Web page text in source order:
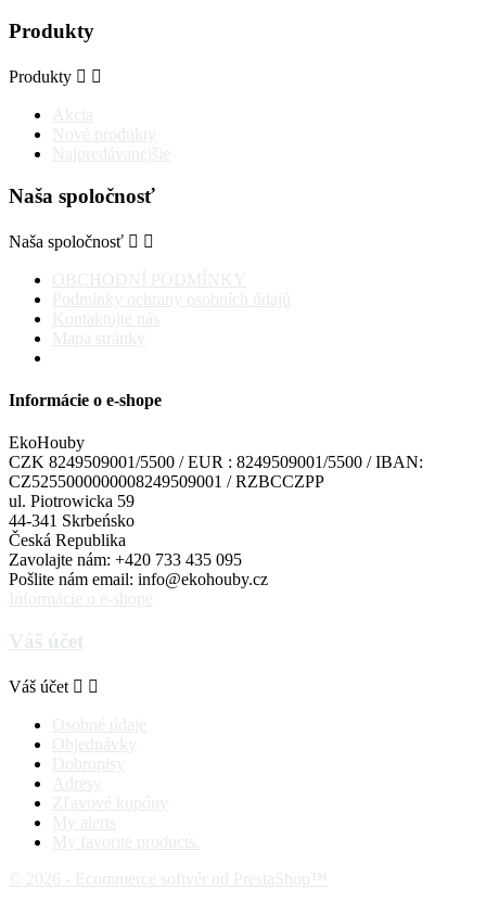
Produkty
Produkty  
Akcia
Nové produkty
Najpredávanejšie
Naša spoločnosť
Naša spoločnosť  
OBCHODNÍ PODMÍNKY
Podmínky ochrany osobních údajů
Kontaktujte nás
Mapa stránky
Informácie o e-shope
EkoHouby
CZK 8249509001/5500 / EUR : 8249509001/5500 / IBAN:
CZ5255000000008249509001 / RZBCCZPP
ul. Piotrowicka 59
44-341 Skrbeńsko
Česká Republika
Zavolajte nám: +420 733 435 095
Pošlite nám email: info@ekohouby.cz
Informácie o e-shope
Váš účet
Váš účet  
Osobné údaje
Objednávky
Dobropisy
Adresy
Zľavové kupóny
My alerts
My favorite products.
© 2026 - Ecommerce softvér od PrestaShop™